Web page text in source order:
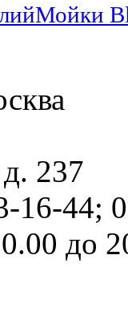
Мойки
237
16-44;
до